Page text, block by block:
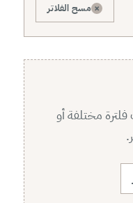
× مسح الفلاتر
مختلفة أو